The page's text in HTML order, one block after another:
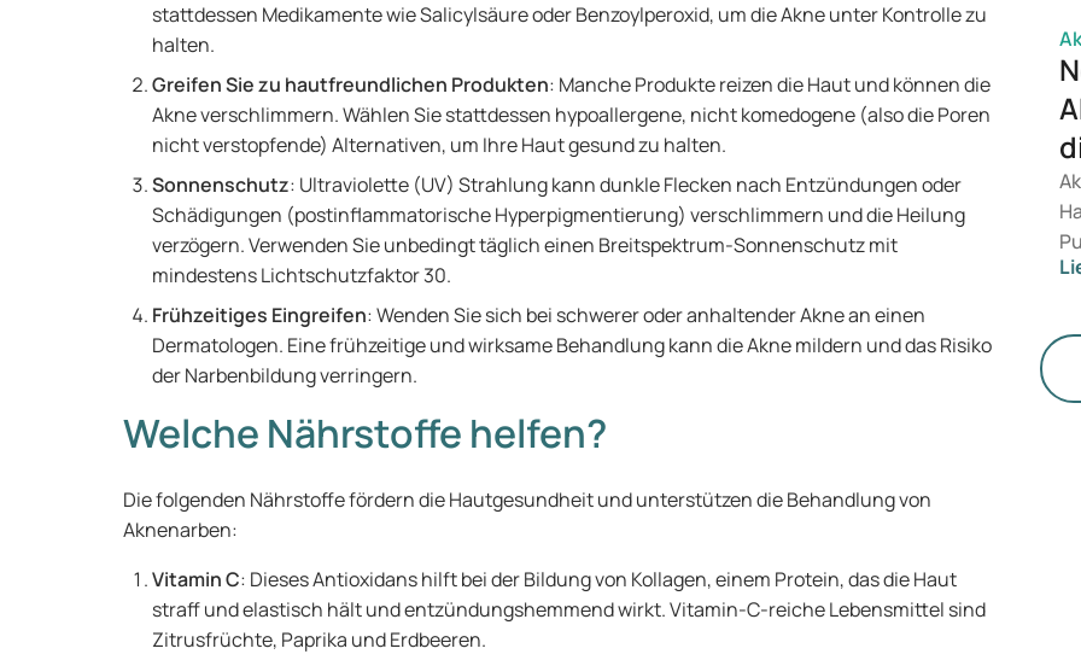
stattdessen Medikamente wie Salicylsäure oder Benzoylperoxid, um die Akne unter Kontrolle zu
halten.
Greifen Sie zu hautfreundlichen Produkten: Manche Produkte reizen die Haut und können die
Akne verschlimmern. Wählen Sie stattdessen hypoallergene, nicht komedogene (also die Poren
nicht verstopfende) Alternativen, um Ihre Haut gesund zu halten.
Sonnenschutz: Ultraviolette (UV) Strahlung kann dunkle Flecken nach Entzündungen oder
Schädigungen (postinflammatorische Hyperpigmentierung) verschlimmern und die Heilung
verzögern. Verwenden Sie unbedingt täglich einen Breitspektrum-Sonnenschutz mit
mindestens Lichtschutzfaktor 30.
Frühzeitiges Eingreifen: Wenden Sie sich bei schwerer oder anhaltender Akne an einen
Dermatologen. Eine frühzeitige und wirksame Behandlung kann die Akne mildern und das Risiko
der Narbenbildung verringern.
Welche Nährstoffe helfen?
Die folgenden Nährstoffe fördern die Hautgesundheit und unterstützen die Behandlung von
Aknenarben:
Vitamin C: Dieses Antioxidans hilft bei der Bildung von Kollagen, einem Protein, das die Haut
straff und elastisch hält und entzündungshemmend wirkt. Vitamin-C-reiche Lebensmittel sind
Zitrusfrüchte, Paprika und Erdbeeren.